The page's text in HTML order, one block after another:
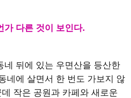
가 다른 것이 보인다.
네 뒤에 있는 우면산을 등산한
네에 살면서 한 번도 가보지 않
작은 공원과 카페와 새로운